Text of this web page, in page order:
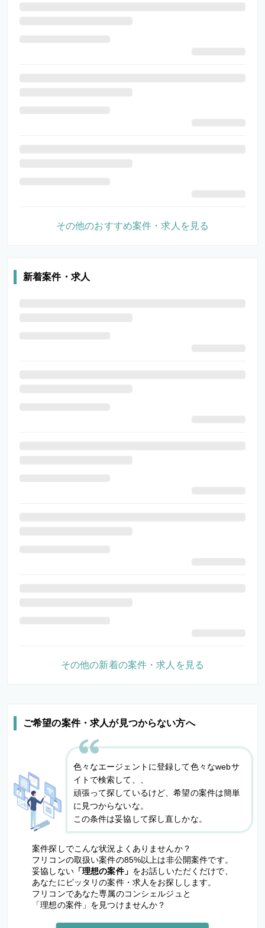
ご希望の案件・求人が見つからない方へ
色々なエージェントに登録して色々なwebサ
イトで検索して、、
頑張って探しているけど、希望の案件は簡単
に見つからないな。
この条件は妥協して探し直しかな。
案件探しでこんな状況よくありませんか？
フリコンの取扱い案件の85%以上は非公開案件です。
妥協しない「理想の案件」 をお話しいただくだけで、
あなたにピッタリの案件・求人をお探しします。
フリコンであなた専属のコンシェルジュと
「理想の案件」を見つけませんか？
その他のおすすめ案件・求人を見る
新着案件・求人
その他の新着の案件・求人を見る